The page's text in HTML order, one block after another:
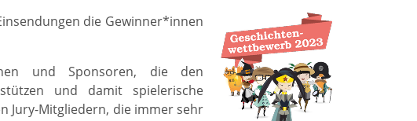
die Gewinner*innen
und Sponsoren, die den
und damit spielerische
Jury-Mitgliedern, die immer sehr